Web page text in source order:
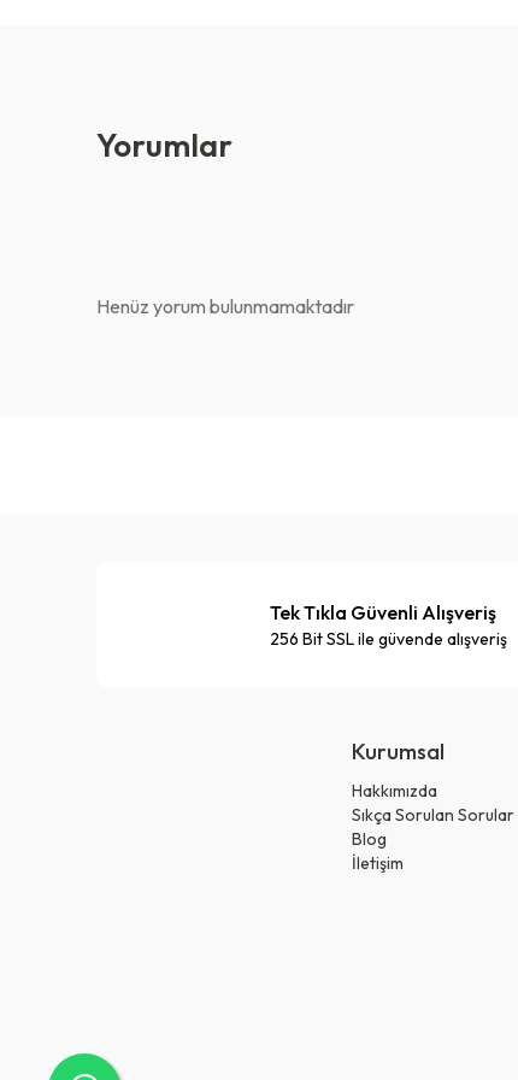
Yorumlar
Henüz yorum bulunmamaktadır
Tek Tıkla Güvenli Alışveriş
256 Bit SSL ile güvende alışveriş
Kurumsal
Hakkımızda
Sıkça Sorulan Sorular
Blog
İletişim